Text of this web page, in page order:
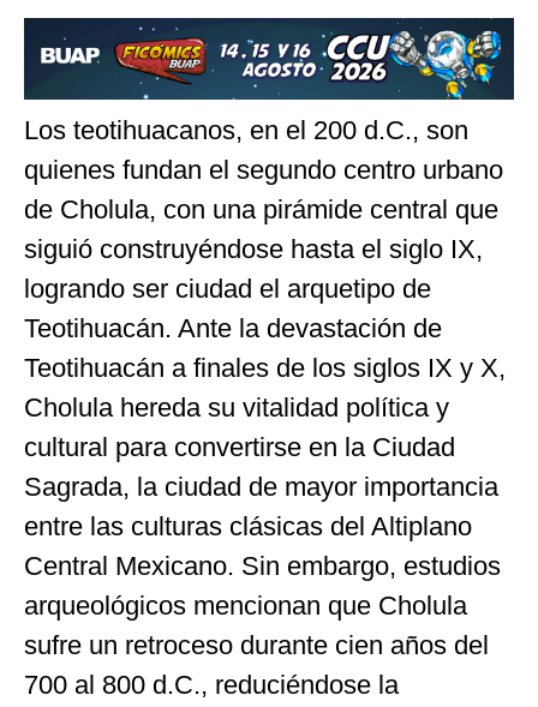
Los teotihuacanos, en el 200 d.C., son
quienes fundan el segundo centro urbano
de Cholula, con una pirámide central que
siguió construyéndose hasta el siglo IX,
logrando ser ciudad el arquetipo de
Teotihuacán. Ante la devastación de
Teotihuacán a finales de los siglos IX y X,
Cholula hereda su vitalidad política y
cultural para convertirse en la Ciudad
Sagrada, la ciudad de mayor importancia
entre las culturas clásicas del Altiplano
Central Mexicano. Sin embargo, estudios
arqueológicos mencionan que Cholula
sufre un retroceso durante cien años del
700 al 800 d.C., reduciéndose la